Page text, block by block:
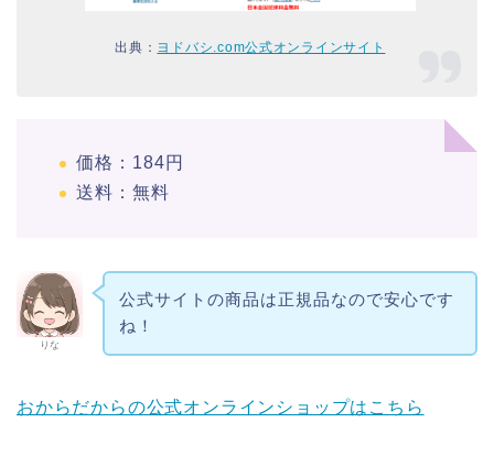
出典： ヨドバシ.com公式オンラインサイト
価格：184円
送料：無料
りな
公式サイトの商品は正規品なので安心です
ね！
おからだからの公式オンラインショップはこちら